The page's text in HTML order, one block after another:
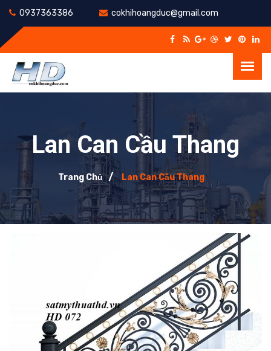
0937363386 cokhihoangduc@gmail.com
Lan Can Cầu Thang
Trang Chủ Lan Can Cầu Thang